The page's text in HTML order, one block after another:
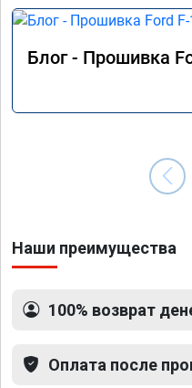
Блог - Прошивка
Наши преимущества
100% возврат
Оплата после